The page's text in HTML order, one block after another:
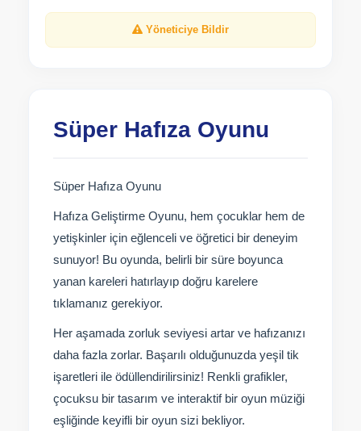
Yöneticiye Bildir
Süper Hafıza Oyunu
Süper Hafıza Oyunu
Hafıza Geliştirme Oyunu, hem çocuklar hem de
yetişkinler için eğlenceli ve öğretici bir deneyim
sunuyor! Bu oyunda, belirli bir süre boyunca
yanan kareleri hatırlayıp doğru karelere
tıklamanız gerekiyor.
Her aşamada zorluk seviyesi artar ve hafızanızı
daha fazla zorlar. Başarılı olduğunuzda yeşil tik
işaretleri ile ödüllendirilirsiniz! Renkli grafikler,
çocuksu bir tasarım ve interaktif bir oyun müziği
eşliğinde keyifli bir oyun sizi bekliyor.